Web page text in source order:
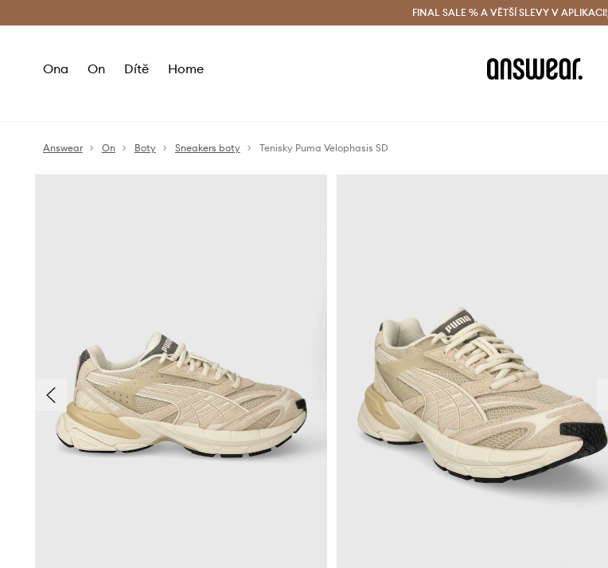
Doručení a vrácení zdarma (od 1800 Kč) Doručení i do 24 h
FINAL SALE % A VĚTŠÍ SLEVY V APLIKACI!
Ona On Dítě Home
Answear On Boty Sneakers boty Tenisky Puma Velophasis SD